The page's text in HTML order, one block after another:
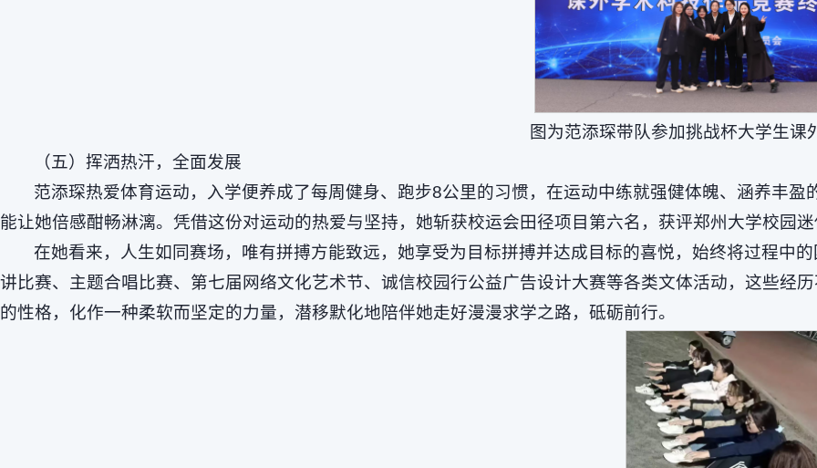
图为范添琛带队参加挑战杯大学生课
（五）挥洒热汗，全面发展
范添琛热爱体育运动，入学便养成了每周健身、跑步8公里的习惯，在运动中练就强健体魄、涵养丰
能让她倍感酣畅淋漓。凭借这份对运动的热爱与坚持，她斩获校运会田径项目第六名，获评郑州大学校园
在她看来，人生如同赛场，唯有拼搏方能致远，她享受为目标拼搏并达成目标的喜悦，始终将过程中
讲比赛、主题合唱比赛、第七届网络文化艺术节、诚信校园行公益广告设计大赛等各类文体活动，这些经
的性格，化作一种柔软而坚定的力量，潜移默化地陪伴她走好漫漫求学之路，砥砺前行。